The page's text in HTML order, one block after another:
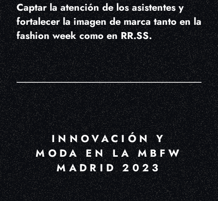
Captar la atención de los asistentes y
fortalecer la imagen de marca tanto en la
fashion week como en RR.SS.
INNOVACIÓN Y
MODA EN LA MBFW
MADRID 2023